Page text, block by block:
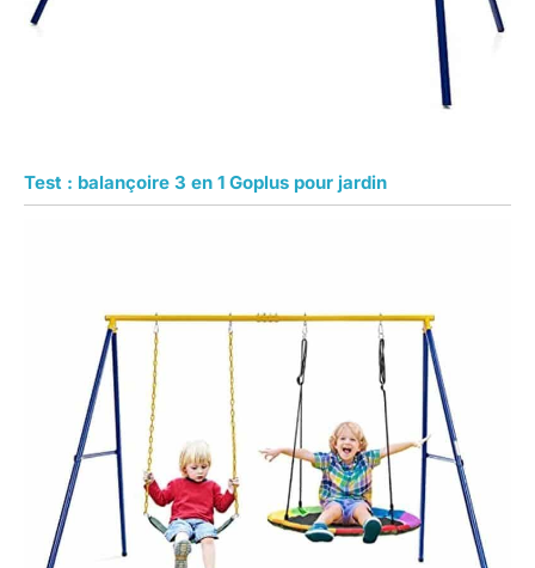
Test : balançoire 3 en 1 Goplus pour jardin